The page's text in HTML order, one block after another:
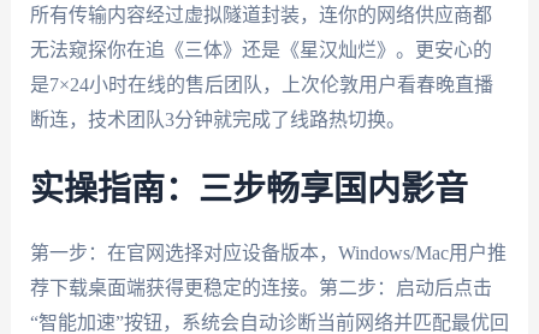
所有传输内容经过虚拟隧道封装，连你的网络供应商都
无法窥探你在追《三体》还是《星汉灿烂》。更安心的
是7×24小时在线的售后团队，上次伦敦用户看春晚直播
断连，技术团队3分钟就完成了线路热切换。
实操指南：三步畅享国内影音
第一步：在官网选择对应设备版本，Windows/Mac用户推
荐下载桌面端获得更稳定的连接。第二步：启动后点击
“智能加速”按钮，系统会自动诊断当前网络并匹配最优回